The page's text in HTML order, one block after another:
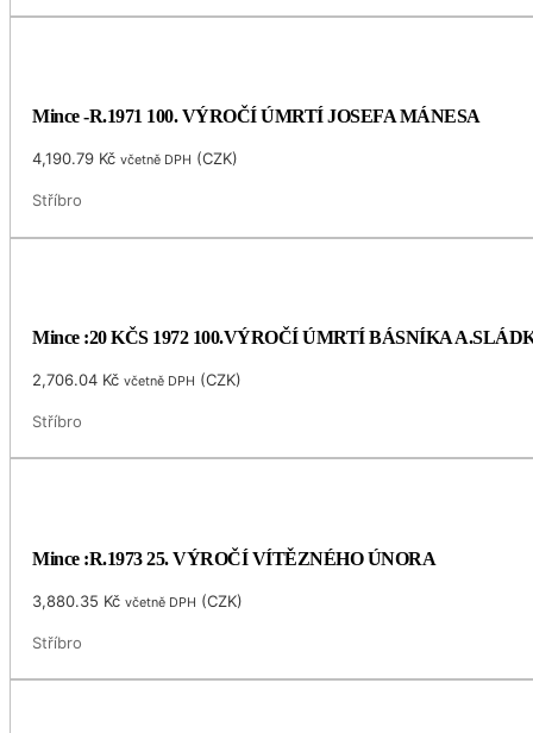
Mince -R.1971 100. VÝROČÍ ÚMRTÍ JOSEFA MÁNESA
4,190.79 Kč včetně DPH (CZK)
Stříbro
Mince :20 KČS 1972 100.VÝROČÍ ÚMRTÍ BÁSNÍKA
2,706.04 Kč včetně DPH (CZK)
Stříbro
Mince :R.1973 25. VÝROČÍ VÍTĚZNÉHO ÚNORA
3,880.35 Kč včetně DPH (CZK)
Stříbro